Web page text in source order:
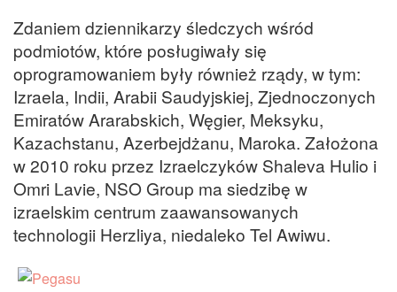
Zdaniem dziennikarzy śledczych wśród
podmiotów, które posługiwały się
oprogramowaniem były również rządy, w tym:
Izraela, Indii, Arabii Saudyjskiej, Zjednoczonych
Emiratów Ararabskich, Węgier, Meksyku,
Kazachstanu, Azerbejdżanu, Maroka. Założona
w 2010 roku przez Izraelczyków Shaleva Hulio i
Omri Lavie, NSO Group ma siedzibę w
izraelskim centrum zaawansowanych
technologii Herzliya, niedaleko Tel Awiwu.